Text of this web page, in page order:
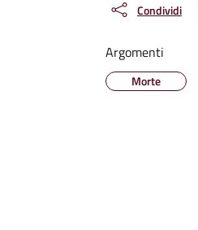
Condividi
Argomenti
Morte